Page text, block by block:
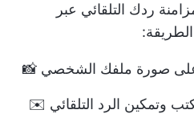
ردك التلقائي عبر
على صورة ملفك الشخصي 📸
وتمكين الرد التلقائي ✉️